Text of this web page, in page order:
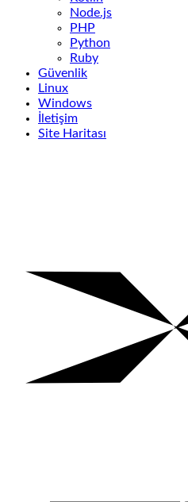
Node.js
PHP
Python
Ruby
Güvenlik
Linux
Windows
İletişim
Site Haritası